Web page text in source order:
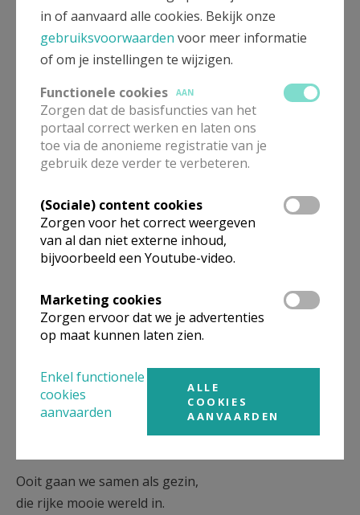
beleven wij die warme gloed,
wat Jezus' mama voor ons doet.
Wij brengen haar nu in ons huis
wat bloemekes, ook aan het kruis,
die eenvoud siert nu ons bestaan,
om nieuwe wegen in te gaan.
wie wou daar nu niet echt bij zijn,
Maar dit jaar zal het ons niet lukken,
om terug de tocht, zelfs niet in stukken,
en dan in Halle blijven hangen.
dat zij haar kinderen niet kan zien,
maar, ooit gaan wij, in kleine kring,
op stap, op tocht, met t'gans gezin
als blijvende herinnering.
Ooit gaan we samen als gezin,
die rijke mooie wereld in.
in of aanvaard alle cookies. Bekijk onze
gebruiksvoorwaarden voor meer informatie
of om je instellingen te wijzigen.
Functionele cookies
AAN
Zorgen dat de basisfuncties van het
portaal correct werken en laten ons
toe via de anonieme registratie van je
gebruik deze verder te verbeteren.
(Sociale) content cookies
Zorgen voor het correct weergeven
van al dan niet externe inhoud,
bijvoorbeeld een Youtube-video.
Marketing cookies
Zorgen ervoor dat we je advertenties
op maat kunnen laten zien.
Enkel functionele
cookies
aanvaarden
ALLE
COOKIES
AANVAARDEN